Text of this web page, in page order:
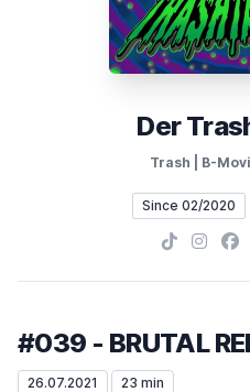
Der
Trash | B-
Since 02/2020
TikTok
#039 - BRUTAL
26.07.2021 23 min